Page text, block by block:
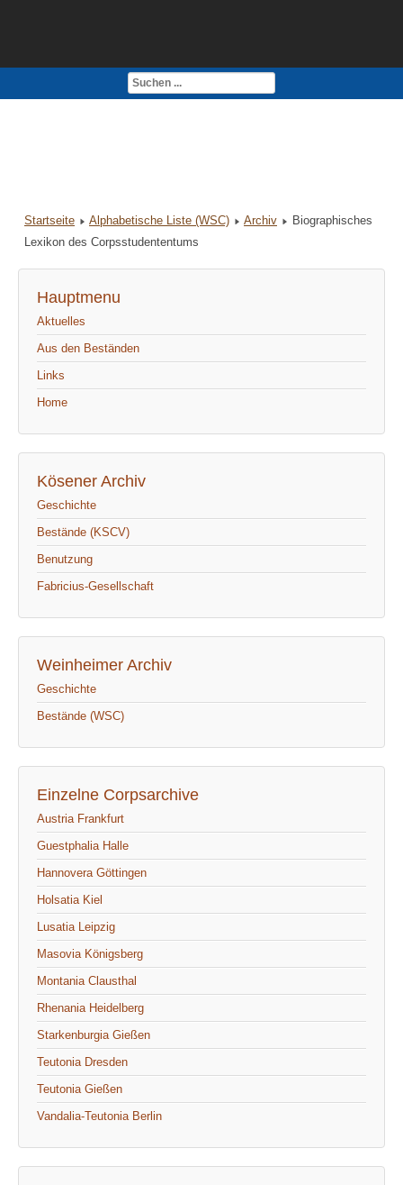
Impressum
Startseite Alphabetische Liste (WSC) Archiv
Biographisches
Lexikon des Corpsstudententums
Hauptmenu
Aktuelles
Aus den Beständen
Links
Home
Kösener Archiv
Geschichte
Bestände (KSCV)
Benutzung
Fabricius-Gesellschaft
Weinheimer Archiv
Geschichte
Bestände (WSC)
Einzelne Corpsarchive
Austria Frankfurt
Guestphalia Halle
Hannovera Göttingen
Holsatia Kiel
Lusatia Leipzig
Masovia Königsberg
Montania Clausthal
Rhenania Heidelberg
Starkenburgia Gießen
Teutonia Dresden
Teutonia Gießen
Vandalia-Teutonia Berlin